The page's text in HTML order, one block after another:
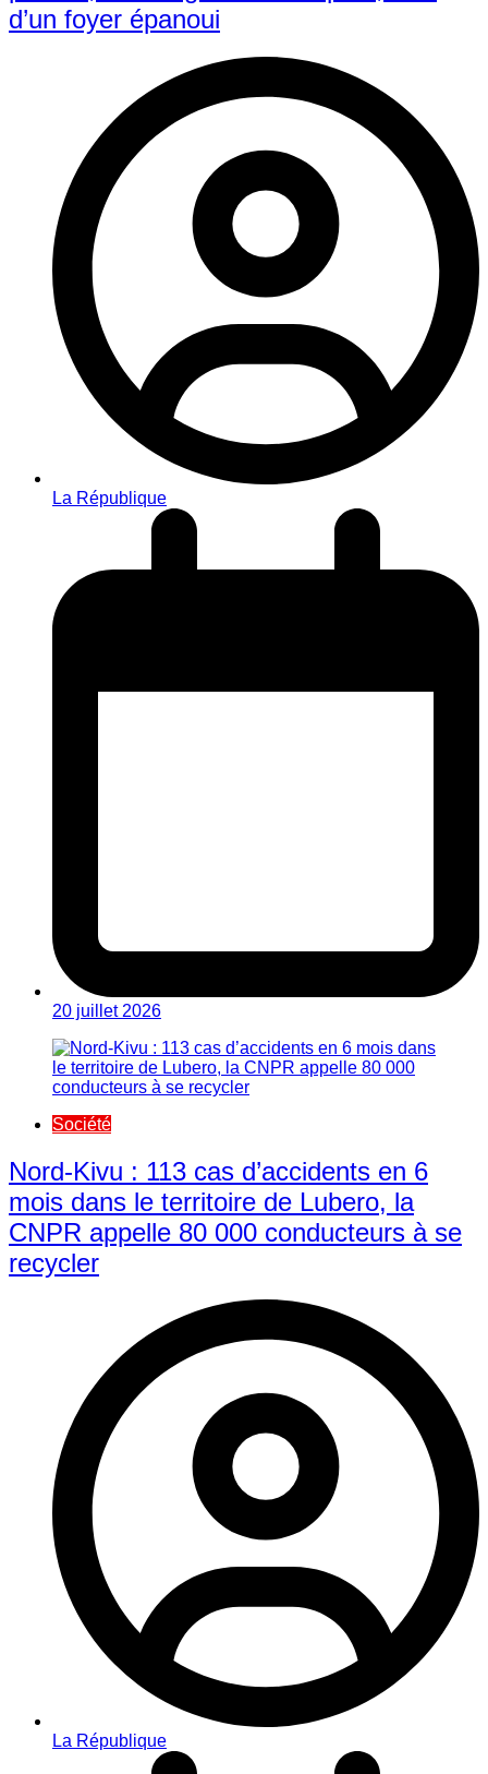
d’un foyer épanoui
La République
20 juillet 2026
Société
Nord-Kivu : 113 cas d’accidents en 6
mois dans le territoire de Lubero, la
CNPR appelle 80 000 conducteurs à se
recycler
La République